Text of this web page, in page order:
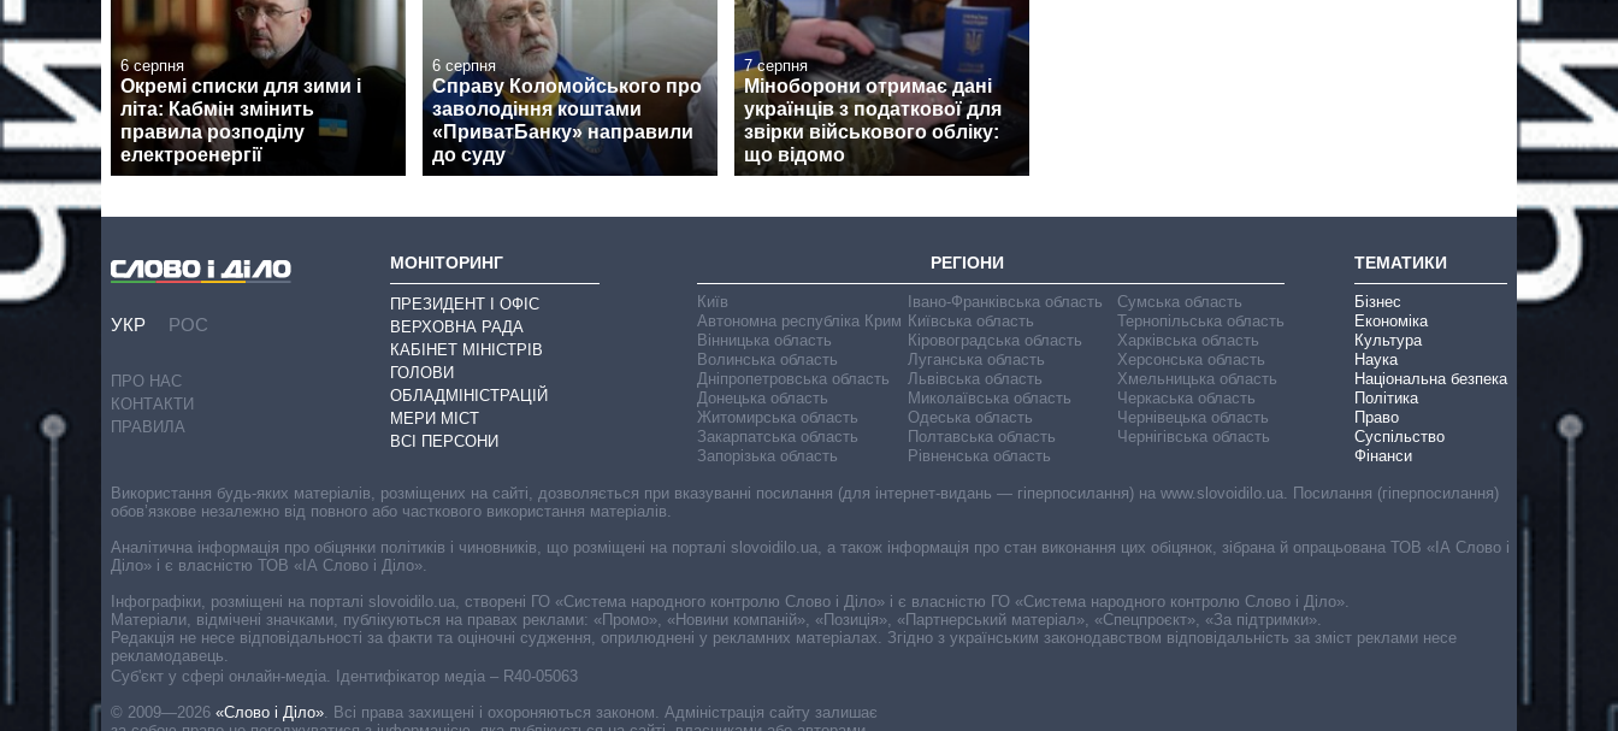
6 серпня
Окремі списки для зими і
літа: Кабмін змінить
правила розподілу
електроенергії
6 серпня
Справу Коломойського про
заволодіння коштами
«ПриватБанку» направили
до суду
7 серпня
Міноборони отримає дані
українців з податкової для
звірки військового обліку:
що відомо
УКР РОС
ПРО НАС
КОНТАКТИ
ПРАВИЛА
МОНІТОРИНГ
ПРЕЗИДЕНТ І ОФІС
ВЕРХОВНА РАДА
КАБІНЕТ МІНІСТРІВ
ГОЛОВИ
ОБЛАДМІНІСТРАЦІЙ
МЕРИ МІСТ
ВСІ ПЕРСОНИ
РЕГІОНИ
Київ
Автономна республіка Крим
Вінницька область
Волинська область
Дніпропетровська область
Донецька область
Житомирська область
Закарпатська область
Запорізька область
Івано-Франківська область
Київська область
Кіровоградська область
Луганська область
Львівська область
Миколаївська область
Одеська область
Полтавська область
Рівненська область
Сумська область
Тернопільська область
Харківська область
Херсонська область
Хмельницька область
Черкаська область
Чернівецька область
Чернігівська область
ТЕМАТИКИ
Бізнес
Економіка
Культура
Наука
Національна безпека
Політика
Право
Суспільство
Фінанси
Cуб'єкт у сфері онлайн-медіа. Ідентифікатор медіа – R40-05063
© 2009—2026 «Слово і Діло». Всі права захищені і охороняються законом. Адміністрація сайту залишає
Використання будь-яких матеріалів, розміщених на сайті, дозволяється при вказуванні посилання (для інтернет-видань — гіперпосилання) на www.slovoidilo.ua. Посилання (гіперпосилання)
обов’язкове незалежно від повного або часткового використання матеріалів.
Аналітична інформація про обіцянки політиків і чиновників, що розміщені на порталі slovoidilo.ua, а також інформація про стан виконання цих обіцянок, зібрана й опрацьована ТОВ «ІА Слово і
Діло» і є власністю ТОВ «ІА Слово і Діло».
Інфографіки, розміщені на порталі slovoidilo.ua, створені ГО «Система народного контролю Слово і Діло» і є власністю ГО «Система народного контролю Слово і Діло».
Матеріали, відмічені значками, публікуються на правах реклами: «Промо», «Новини компаній», «Позиція», «Партнерський матеріал», «Спецпроєкт», «За підтримки».
Редакція не несе відповідальності за факти та оціночні судження, оприлюднені у рекламних матеріалах. Згідно з українським законодавством відповідальність за зміст реклами несе
рекламодавець.